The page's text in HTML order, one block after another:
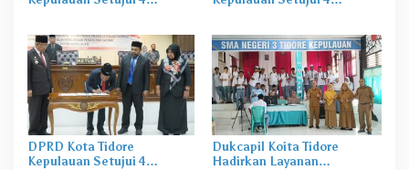
DPRD Kota Tidore
Kepulauan Setujui 4
Dukcapil Koita Tidore
Hadirkan Layanan